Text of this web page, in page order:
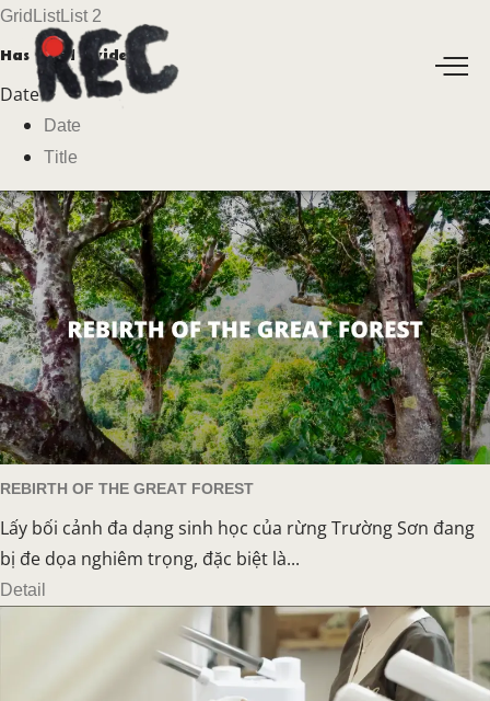
Grid ListList 2
Has total8 videos
Date
Date
Title
REBIRTH OF THE GREAT FOREST
Lấy bối cảnh đa dạng sinh học của rừng Trường Sơn đang
bị đe dọa nghiêm trọng, đặc biệt là...
Detail